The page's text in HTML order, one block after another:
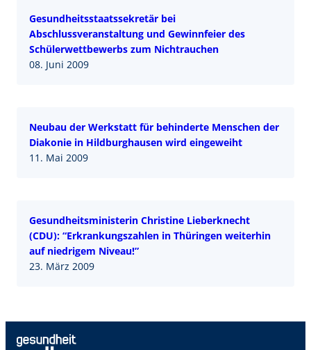
Gesundheitsstaatssekretär bei
Abschlussveranstaltung und Gewinnfeier des
Schülerwettbewerbs zum Nichtrauchen
08. Juni 2009
Neubau der Werkstatt für behinderte Menschen der
Diakonie in Hildburghausen wird eingeweiht
11. Mai 2009
Gesundheitsministerin Christine Lieberknecht
(CDU): “Erkrankungszahlen in Thüringen weiterhin
auf niedrigem Niveau!”
23. März 2009